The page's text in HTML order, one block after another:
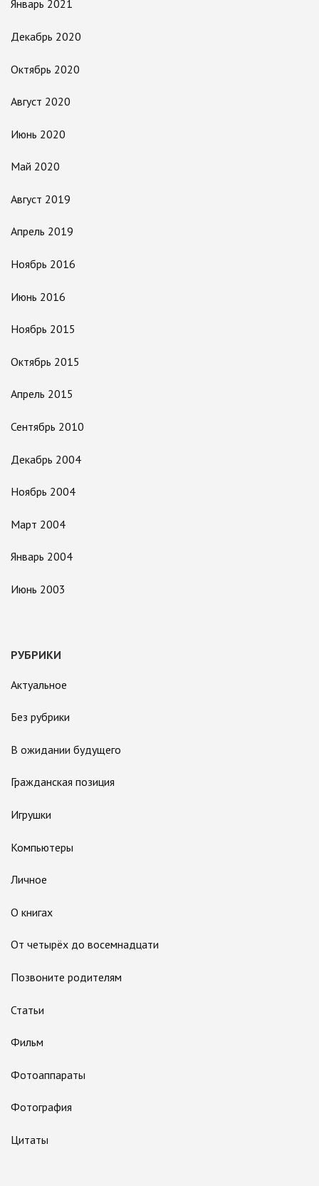
Январь 2021
Декабрь 2020
Октябрь 2020
Август 2020
Июнь 2020
Май 2020
Август 2019
Апрель 2019
Ноябрь 2016
Июнь 2016
Ноябрь 2015
Октябрь 2015
Апрель 2015
Сентябрь 2010
Декабрь 2004
Ноябрь 2004
Март 2004
Январь 2004
Июнь 2003
РУБРИКИ
Актуальное
Без рубрики
В ожидании будущего
Гражданская позиция
Игрушки
Компьютеры
Личное
О книгах
От четырёх до восемнадцати
Позвоните родителям
Статьи
Фильм
Фотоаппараты
Фотография
Цитаты